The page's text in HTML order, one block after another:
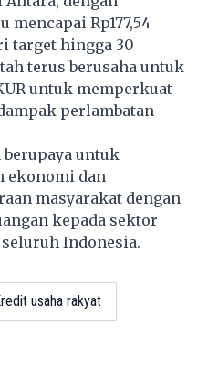
mencapai Rp177,54
target hingga 30
terus berusaha untuk
untuk memperkuat
perlambatan
untuk
ekonomi dan
masyarakat dengan
kepada sektor
Indonesia.
usaha rakyat